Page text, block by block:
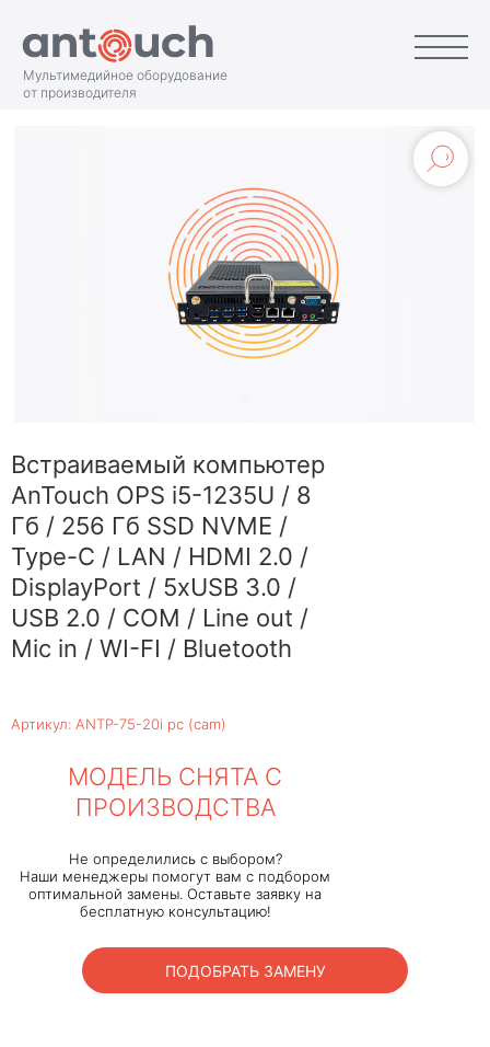
Мультимедийное оборудование
от производителя
Встраиваемый компьютер
AnTouch OPS i5-1235U / 8
Гб / 256 Гб SSD NVME /
Type-C / LAN / HDMI 2.0 /
DisplayPort / 5xUSB 3.0 /
USB 2.0 / COM / Line out /
Mic in / WI-FI / Bluetooth
МОДЕЛЬ СНЯТА С
ПРОИЗВОДСТВА
ПОДОБРАТЬ ЗАМЕНУ
Не определились с выбором?
Наши менеджеры помогут вам с подбором
оптимальной замены. Оставьте заявку на
бесплатную консультацию!
Артикул: ANTP-75-20i pc (cam)